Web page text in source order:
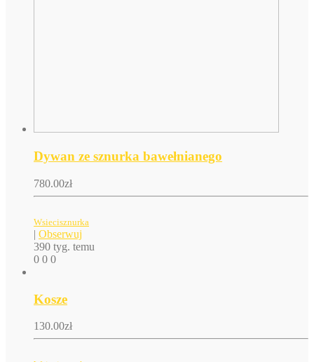
Dywan ze sznurka bawełnianego
780.00zł
Wsiecisznurka
| Obserwuj
390 tyg. temu
0 0 0
Kosze
130.00zł